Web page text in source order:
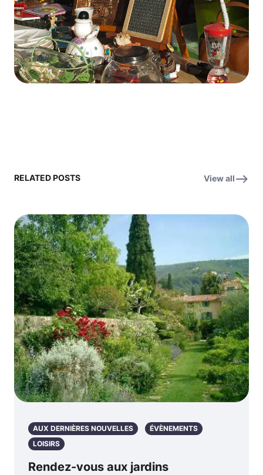
RELATED POSTS View all
AUX DERNIÈRES NOUVELLES
ÉVÈNEMENTS
LOISIRS
Rendez-vous aux jardins